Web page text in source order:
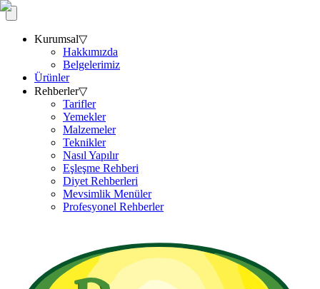
Kurumsal▽
Hakkımızda
Belgelerimiz
Ürünler
Rehberler▽
Tarifler
Yemekler
Malzemeler
Teknikler
Nasıl Yapılır
Eşleşme Rehberi
Diyet Rehberleri
Mevsimlik Menüler
Profesyonel Rehberler